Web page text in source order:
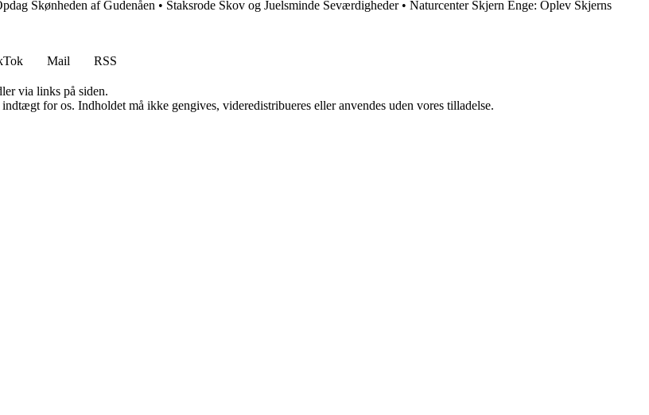
Skønheden af Gudenåen • Staksrode Skov og Juelsminde Seværdigheder• Naturcenter Skjern Enge: Oplev Skjerns
Mail
RSS
via links på siden.
for os. Indholdet må ikke gengives, videredistribueres eller anvendes uden vores tilladelse.